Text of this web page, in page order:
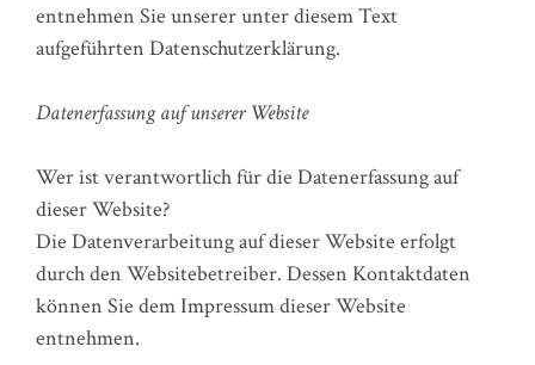
entnehmen Sie unserer unter diesem Text
aufgeführten Datenschutzerklärung.
Datenerfassung auf unserer Website
Wer ist verantwortlich für die Datenerfassung auf
dieser Website?
Die Datenverarbeitung auf dieser Website erfolgt
durch den Websitebetreiber. Dessen Kontaktdaten
können Sie dem Impressum dieser Website
entnehmen.